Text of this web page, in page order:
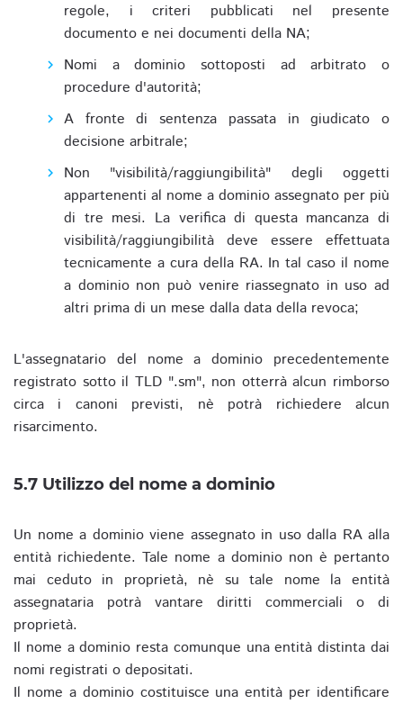
regole, i criteri pubblicati nel presente
documento e nei documenti della NA;
Nomi a dominio sottoposti ad arbitrato o
procedure d'autorità;
A fronte di sentenza passata in giudicato o
decisione arbitrale;
Non "visibilità/raggiungibilità" degli oggetti
appartenenti al nome a dominio assegnato per più
di tre mesi. La verifica di questa mancanza di
visibilità/raggiungibilità deve essere effettuata
tecnicamente a cura della RA. In tal caso il nome
a dominio non può venire riassegnato in uso ad
altri prima di un mese dalla data della revoca;
L'assegnatario del nome a dominio precedentemente
registrato sotto il TLD ".sm", non otterrà alcun rimborso
circa i canoni previsti, nè potrà richiedere alcun
risarcimento.
5.7 Utilizzo del nome a dominio
Un nome a dominio viene assegnato in uso dalla RA alla
entità richiedente. Tale nome a dominio non è pertanto
mai ceduto in proprietà, nè su tale nome la entità
assegnataria potrà vantare diritti commerciali o di
proprietà.
Il nome a dominio resta comunque una entità distinta dai
nomi registrati o depositati.
Il nome a dominio costituisce una entità per identificare